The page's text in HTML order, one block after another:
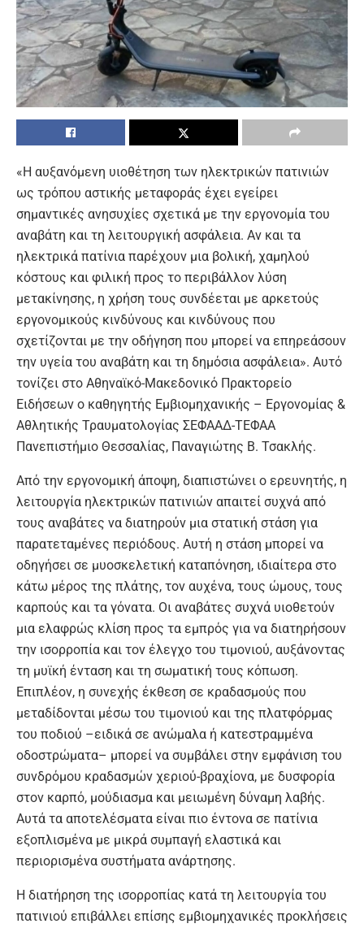
«Η αυξανόμενη υιοθέτηση των ηλεκτρικών πατινιών
ως τρόπου αστικής μεταφοράς έχει εγείρει
σημαντικές ανησυχίες σχετικά με την εργονομία του
αναβάτη και τη λειτουργική ασφάλεια. Αν και τα
ηλεκτρικά πατίνια παρέχουν μια βολική, χαμηλού
κόστους και φιλική προς το περιβάλλον λύση
μετακίνησης, η χρήση τους συνδέεται με αρκετούς
εργονομικούς κινδύνους και κινδύνους που
σχετίζονται με την οδήγηση που μπορεί να επηρεάσουν
την υγεία του αναβάτη και τη δημόσια ασφάλεια». Αυτό
τονίζει στο Αθηναϊκό-Μακεδονικό Πρακτορείο
Ειδήσεων ο καθηγητής Εμβιομηχανικής – Εργονομίας &
Αθλητικής Τραυματολογίας ΣΕΦΑΑΔ-ΤΕΦΑΑ
Πανεπιστήμιο Θεσσαλίας, Παναγιώτης Β. Τσακλής.
Από την εργονομική άποψη, διαπιστώνει ο ερευνητής, η
λειτουργία ηλεκτρικών πατινιών απαιτεί συχνά από
τους αναβάτες να διατηρούν μια στατική στάση για
παρατεταμένες περιόδους. Αυτή η στάση μπορεί να
οδηγήσει σε μυοσκελετική καταπόνηση, ιδιαίτερα στο
κάτω μέρος της πλάτης, τον αυχένα, τους ώμους, τους
καρπούς και τα γόνατα. Οι αναβάτες συχνά υιοθετούν
μια ελαφρώς κλίση προς τα εμπρός για να διατηρήσουν
την ισορροπία και τον έλεγχο του τιμονιού, αυξάνοντας
τη μυϊκή ένταση και τη σωματική τους κόπωση.
Επιπλέον, η συνεχής έκθεση σε κραδασμούς που
μεταδίδονται μέσω του τιμονιού και της πλατφόρμας
του ποδιού –ειδικά σε ανώμαλα ή κατεστραμμένα
οδοστρώματα– μπορεί να συμβάλει στην εμφάνιση του
συνδρόμου κραδασμών χεριού-βραχίονα, με δυσφορία
στον καρπό, μούδιασμα και μειωμένη δύναμη λαβής.
Αυτά τα αποτελέσματα είναι πιο έντονα σε πατίνια
εξοπλισμένα με μικρά συμπαγή ελαστικά και
περιορισμένα συστήματα ανάρτησης.
Η διατήρηση της ισορροπίας κατά τη λειτουργία του
πατινιού επιβάλλει επίσης εμβιομηχανικές προκλήσεις